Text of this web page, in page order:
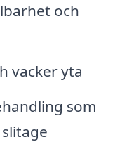
och
vacker yta
som